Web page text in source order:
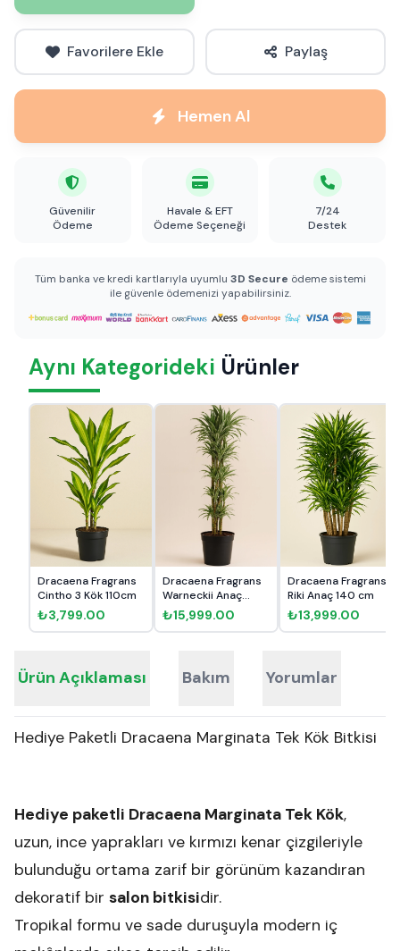
Favorilere Ekle Paylaş
Hemen Al
Güvenilir
Ödeme
Havale & EFT
Ödeme Seçeneği
7/24
Destek
Tüm banka ve kredi kartlarıyla uyumlu 3D Secure ödeme sistemi
ile güvenle ödemenizi yapabilirsiniz.
Aynı Kategorideki Ürünler
Dracaena Fragrans
Cintho 3 Kök 110cm
₺3,799.00
Dracaena Fragrans
Warneckii Anaç
140cm
₺15,999.00
Dracaena Fragrans
Riki Anaç 140 cm
₺13,999.00
Ürün Açıklaması Bakım Yorumlar
Hediye Paketli Dracaena Marginata Tek Kök Bitkisi
Hediye paketli Dracaena Marginata Tek Kök,
uzun, ince yaprakları ve kırmızı kenar çizgileriyle
bulunduğu ortama zarif bir görünüm kazandıran
dekoratif bir salon bitkisidir.
Tropikal formu ve sade duruşuyla modern iç